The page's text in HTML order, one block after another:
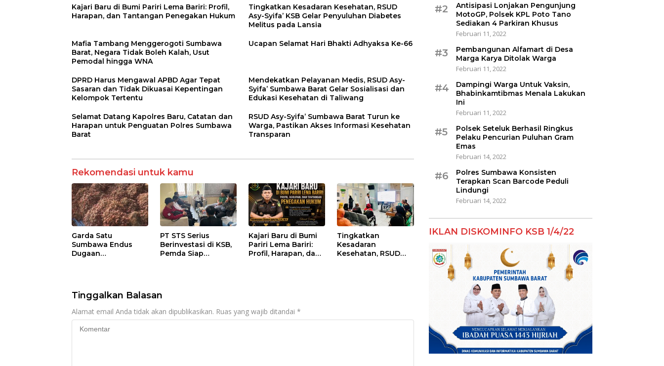
Kajari Baru di Bumi Pariri Lema Bariri: Profil,
Harapan, dan Tantangan Penegakan Hukum
Tingkatkan Kesadaran Kesehatan, RSUD
Asy-Syifa’ KSB Gelar Penyuluhan Diabetes
Melitus pada Lansia
Mafia Tambang Menggerogoti Sumbawa
Barat, Negara Tidak Boleh Kalah, Usut
Pemodal hingga WNA
Ucapan Selamat Hari Bhakti Adhyaksa Ke-66
DPRD Harus Mengawal APBD Agar Tepat
Sasaran dan Tidak Dikuasai Kepentingan
Kelompok Tertentu
Mendekatkan Pelayanan Medis, RSUD Asy-
Syifa’ Sumbawa Barat Gelar Sosialisasi dan
Edukasi Kesehatan di Taliwang
Selamat Datang Kapolres Baru, Catatan dan
Harapan untuk Penguatan Polres Sumbawa
Barat
RSUD Asy-Syifa’ Sumbawa Barat Turun ke
Warga, Pastikan Akses Informasi Kesehatan
Transparan
Rekomendasi untuk kamu
Garda Satu
Sumbawa Endus
Dugaan
Merah senilai Rp 7,5
PT STS Serius
Berinvestasi di KSB,
Pemda Siap
Kajari Baru di Bumi
Pariri Lema Bariri:
Profil, Harapan, dan
Tingkatkan
Kesadaran
Kesehatan, RSUD
Tinggalkan Balasan
Alamat email Anda tidak akan dipublikasikan. Ruas yang wajib ditandai *
#2
Antisipasi Lonjakan Pengunjung
MotoGP, Polsek KPL Poto Tano
Sediakan 4 Parkiran Khusus
Februari 11, 2022
#3
Pembangunan Alfamart di Desa
Marga Karya Ditolak Warga
Februari 11, 2022
#4
Dampingi Warga Untuk Vaksin,
Bhabinkamtibmas Menala Lakukan
Ini
Februari 11, 2022
#5
Polsek Seteluk Berhasil Ringkus
Pelaku Pencurian Puluhan Gram
Emas
Februari 14, 2022
#6
Polres Sumbawa Konsisten
Terapkan Scan Barcode Peduli
Lindungi
Februari 14, 2022
IKLAN DISKOMINFO KSB 1/4/22